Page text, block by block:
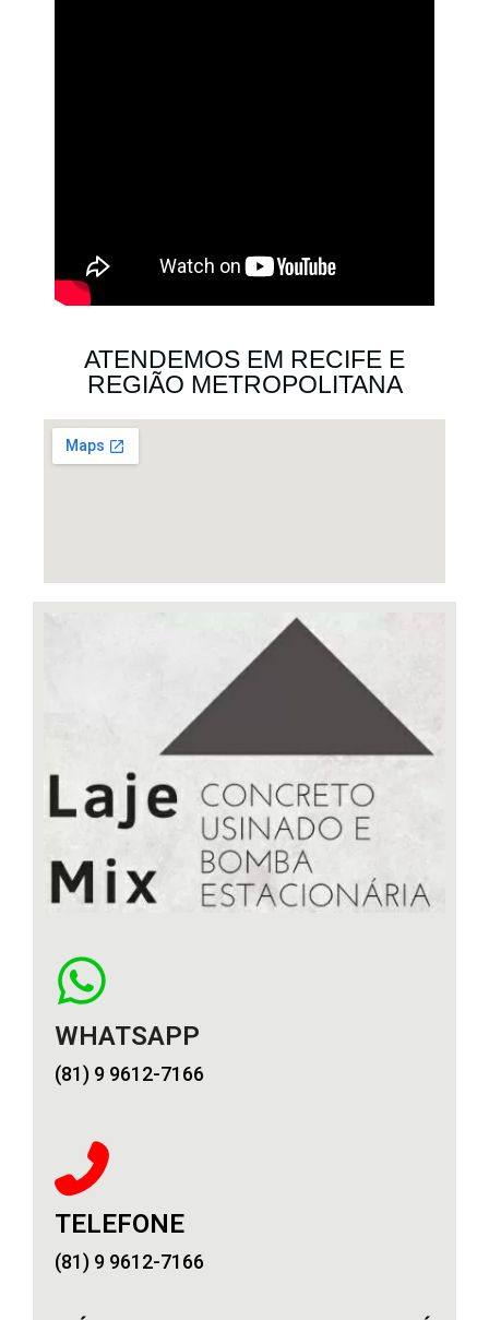
ATENDEMOS EM RECIFE E
REGIÃO METROPOLITANA
WHATSAPP
(81) 9 9612-7166
TELEFONE
(81) 9 9612-7166